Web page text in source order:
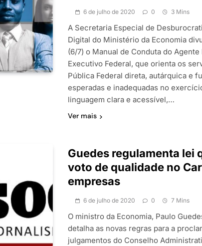
6 de julho de 2020 0 3 Mins
A Secretaria Especial de
Digital do Ministério da Economia
(6/7) o Manual de Conduta do
Executivo Federal, que orienta os
Pública Federal direta, autárquica e
esperadas e inadequadas no
linguagem clara e acessível,…
Ver mais
Guedes regulamenta lei
voto de qualidade no
empresas
6 de julho de 2020 0 7 Mins
O ministro da Economia, Paulo
detalha as novas regras para a
julgamentos do Conselho